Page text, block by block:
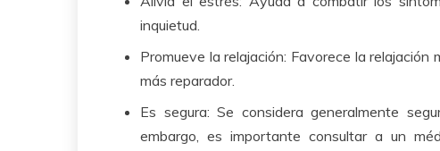
inquietud.
Promueve la relajación: Favorece la
más reparador.
Es segura: Se considera generalmente
embargo, es importante consultar a un